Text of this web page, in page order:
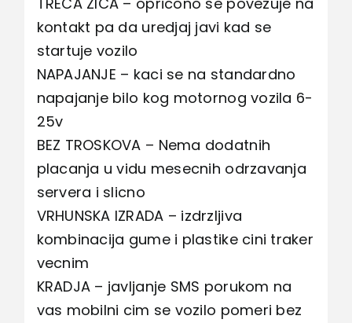
kontakt pa da uredjaj javi kad se
startuje vozilo
NAPAJANJE – kaci se na standardno
napajanje bilo kog motornog vozila 6-
25v
BEZ TROSKOVA – Nema dodatnih
placanja u vidu mesecnih odrzavanja
servera i slicno
VRHUNSKA IZRADA – izdrzljiva
kombinacija gume i plastike cini traker
vecnim
KRADJA – javljanje SMS porukom na
vas mobilni cim se vozilo pomeri bez